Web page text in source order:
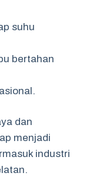
suhu
bertahan
dan
menjadi
industri